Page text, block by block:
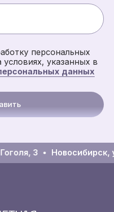
персональных
указанных в
данных
3 Новосибирск,